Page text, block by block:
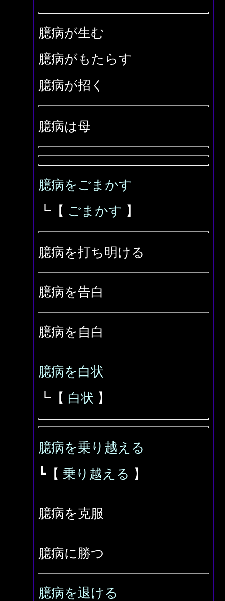
臆病が生む
臆病がもたらす
臆病が招く
臆病は母
臆病をごまかす
┗【 ごまかす 】
臆病を打ち明ける
臆病を告白
臆病を自白
臆病を白状
┗【 白状 】
臆病を乗り越える
┗【 乗り越える 】
臆病を克服
臆病に勝つ
臆病を退ける